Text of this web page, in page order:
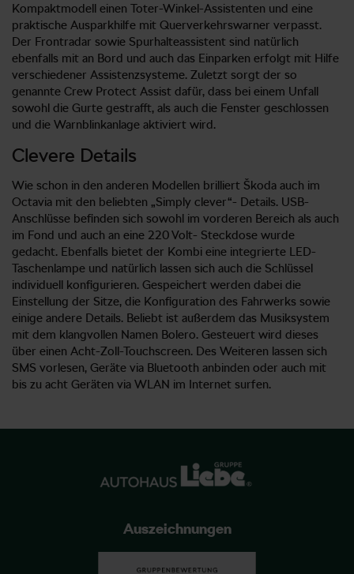
Kompaktmodell einen Toter-Winkel-Assistenten und eine
praktische Ausparkhilfe mit Querverkehrswarner verpasst.
Der Frontradar sowie Spurhalteassistent sind natürlich
ebenfalls mit an Bord und auch das Einparken erfolgt mit Hilfe
verschiedener Assistenzsysteme. Zuletzt sorgt der so
genannte Crew Protect Assist dafür, dass bei einem Unfall
sowohl die Gurte gestrafft, als auch die Fenster geschlossen
und die Warnblinkanlage aktiviert wird.
Clevere Details
Wie schon in den anderen Modellen brilliert Škoda auch im
Octavia mit den beliebten „Simply clever“- Details. USB-
Anschlüsse befinden sich sowohl im vorderen Bereich als auch
im Fond und auch an eine 220 Volt- Steckdose wurde
gedacht. Ebenfalls bietet der Kombi eine integrierte LED-
Taschenlampe und natürlich lassen sich auch die Schlüssel
individuell konfigurieren. Gespeichert werden dabei die
Einstellung der Sitze, die Konfiguration des Fahrwerks sowie
einige andere Details. Beliebt ist außerdem das Musiksystem
mit dem klangvollen Namen Bolero. Gesteuert wird dieses
über einen Acht-Zoll-Touchscreen. Des Weiteren lassen sich
SMS vorlesen, Geräte via Bluetooth anbinden oder auch mit
bis zu acht Geräten via WLAN im Internet surfen.
Auszeichnungen